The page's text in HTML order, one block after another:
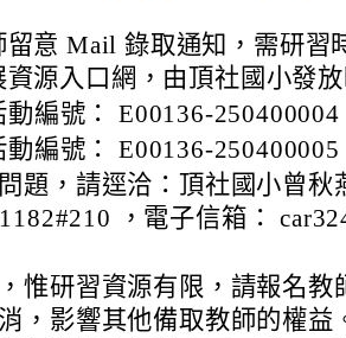
留意 Mail 錄取通知，需研習
源入口網，由頂社國小發放
動編號： E00136-250400004
動編號： E00136-250400005
題，請逕洽：頂社國小曾秋
，電子信箱：
惟研習資源有限，請報名教
，影響其他備取教師的權益